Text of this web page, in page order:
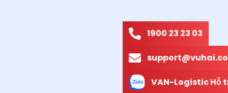
1900 23 23 03
support@vuhai.co
VAN-Logistic Hỗ